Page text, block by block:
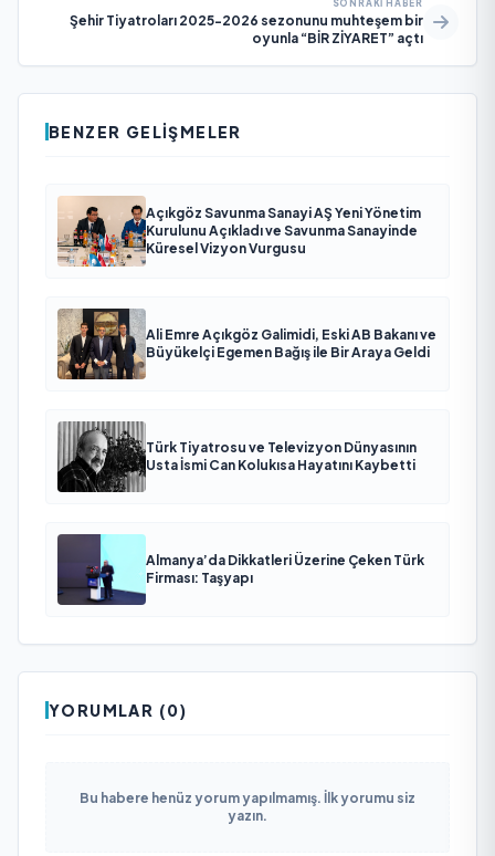
SONRAKI HABER
Şehir Tiyatroları 2025-2026 sezonunu muhteşem bir
oyunla “BİR ZİYARET” açtı
BENZER GELIŞMELER
Açıkgöz Savunma Sanayi AŞ Yeni Yönetim
Kurulunu Açıkladı ve Savunma Sanayinde
Küresel Vizyon Vurgusu
Ali Emre Açıkgöz Galimidi, Eski AB Bakanı ve
Büyükelçi Egemen Bağış ile Bir Araya Geldi
Türk Tiyatrosu ve Televizyon Dünyasının
Usta İsmi Can Kolukısa Hayatını Kaybetti
Almanya’da Dikkatleri Üzerine Çeken Türk
Firması: Taşyapı
YORUMLAR (0)
Bu habere henüz yorum yapılmamış. İlk yorumu siz
yazın.